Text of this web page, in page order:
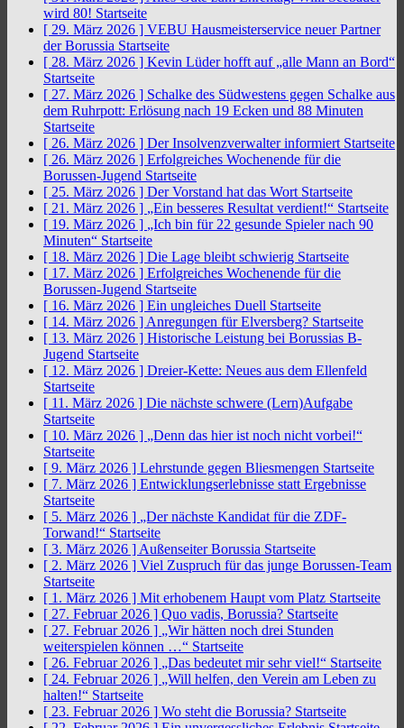
wird 80! Startseite
[ 29. März 2026 ] VEBU Hausmeisterservice neuer Partner
der Borussia Startseite
[ 28. März 2026 ] Kevin Lüder hofft auf „alle Mann an Bord“
Startseite
[ 27. März 2026 ] Schalke des Südwestens gegen Schalke aus
dem Ruhrpott: Erlösung nach 19 Ecken und 88 Minuten
Startseite
[ 26. März 2026 ] Der Insolvenzverwalter informiert Startseite
[ 26. März 2026 ] Erfolgreiches Wochenende für die
Borussen-Jugend Startseite
[ 25. März 2026 ] Der Vorstand hat das Wort Startseite
[ 21. März 2026 ] „Ein besseres Resultat verdient!“ Startseite
[ 19. März 2026 ] „Ich bin für 22 gesunde Spieler nach 90
Minuten“ Startseite
[ 18. März 2026 ] Die Lage bleibt schwierig Startseite
[ 17. März 2026 ] Erfolgreiches Wochenende für die
Borussen-Jugend Startseite
[ 16. März 2026 ] Ein ungleiches Duell Startseite
[ 14. März 2026 ] Anregungen für Elversberg? Startseite
[ 13. März 2026 ] Historische Leistung bei Borussias B-
Jugend Startseite
[ 12. März 2026 ] Dreier-Kette: Neues aus dem Ellenfeld
Startseite
[ 11. März 2026 ] Die nächste schwere (Lern)Aufgabe
Startseite
[ 10. März 2026 ] „Denn das hier ist noch nicht vorbei!“
Startseite
[ 9. März 2026 ] Lehrstunde gegen Bliesmengen Startseite
[ 7. März 2026 ] Entwicklungserlebnisse statt Ergebnisse
Startseite
[ 5. März 2026 ] „Der nächste Kandidat für die ZDF-
Torwand!“ Startseite
[ 3. März 2026 ] Außenseiter Borussia Startseite
[ 2. März 2026 ] Viel Zuspruch für das junge Borussen-Team
Startseite
[ 1. März 2026 ] Mit erhobenem Haupt vom Platz Startseite
[ 27. Februar 2026 ] Quo vadis, Borussia? Startseite
[ 27. Februar 2026 ] „Wir hätten noch drei Stunden
weiterspielen können …“ Startseite
[ 26. Februar 2026 ] „Das bedeutet mir sehr viel!“ Startseite
[ 24. Februar 2026 ] „Will helfen, den Verein am Leben zu
halten!“ Startseite
[ 23. Februar 2026 ] Wo steht die Borussia? Startseite